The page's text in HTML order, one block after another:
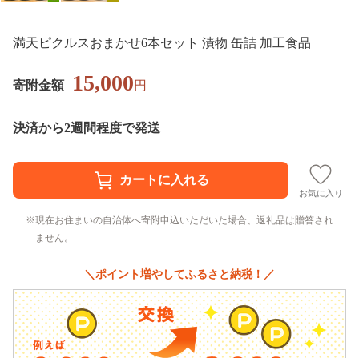
満天ピクルスおまかせ6本セット 漬物 缶詰 加工食品
寄附金額 15,000円
決済から2週間程度で発送
お気に入り
現在お住まいの自治体へ寄附申込いただいた場合、返礼品は贈答され
ません。
＼ポイント増やしてふるさと納税！／